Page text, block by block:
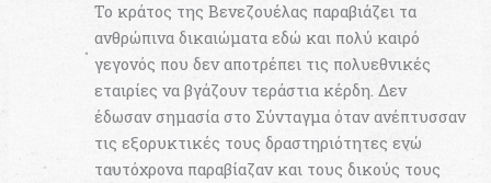
Το κράτος της Βενεζουέλας παραβιάζει τα
ανθρώπινα δικαιώματα εδώ και πολύ καιρό
γεγονός που δεν αποτρέπει τις πολυεθνικές
εταιρίες να βγάζουν τεράστια κέρδη. Δεν
έδωσαν σημασία στο Σύνταγμα όταν ανέπτυσσαν
τις εξορυκτικές τους δραστηριότητες ενώ
ταυτόχρονα παραβίαζαν και τους δικούς τους